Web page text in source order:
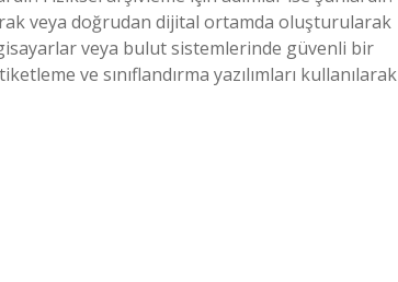
veya doğrudan dijital ortamda oluşturularak
veya bulut sistemlerinde güvenli bir
ve sınıflandırma yazılımları kullanılarak